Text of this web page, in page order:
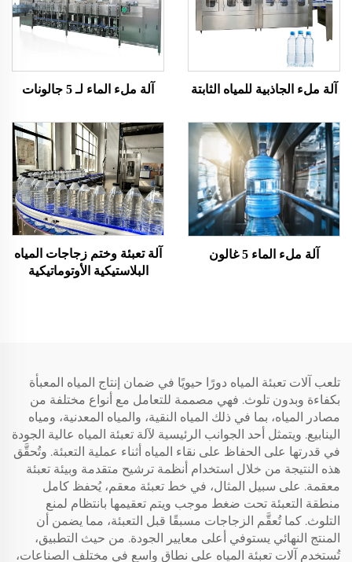
آلة ملء الجاذبية للمياه الثابتة آلة ملء الماء لـ 5 جالونات
آلة ملء الماء 5 غالون
آلة تعبئة وختم زجاجات المياه
البلاستيكية الأوتوماتيكية
تلعب آلات تعبئة المياه دورًا حيويًا في ضمان إنتاج المياه المعبأة
بكفاءة وبدون تلوث. فهي مصممة للتعامل مع أنواع مختلفة من
مصادر المياه، بما في ذلك المياه النقية، والمياه المعدنية، ومياه
الينابيع. ويتمثل أحد الجوانب الرئيسية لآلة تعبئة المياه عالية الجودة
في قدرتها على الحفاظ على نقاء المياه أثناء عملية التعبئة. وتُحقَّق
هذه النتيجة من خلال استخدام أنظمة ترشيح متقدمة وبيئة تعبئة
معقمة. على سبيل المثال، في خط تعبئة معقم، يُحفظ كامل
منطقة التعبئة تحت ضغط موجب ويتم تعقيمها بانتظام لمنع
التلوث. كما تُعقَّم الزجاجات مسبقًا قبل التعبئة، مما يضمن أن
المنتج النهائي يستوفي أعلى معايير الجودة. من حيث التطبيق،
تُستخدم آلات تعبئة المياه على نطاق واسع في مختلف الصناعات،